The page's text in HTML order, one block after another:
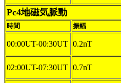
Pc4地磁気脈動
時間 振幅
00:00UT-00:30UT 0.2nT
02:00UT-07:30UT 0.7nT